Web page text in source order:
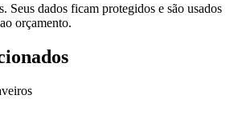
Seus dados ficam protegidos e são usados
orçamento.